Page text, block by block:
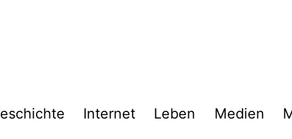
Internet Leben Medien